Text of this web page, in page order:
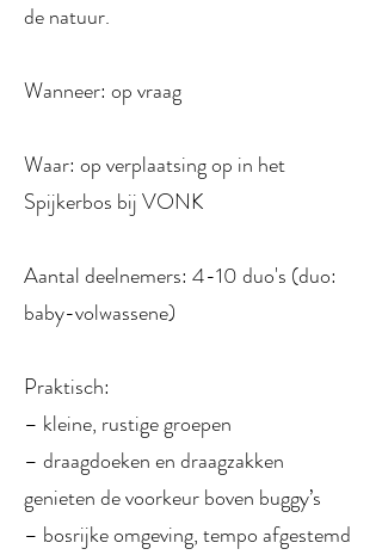
de natuur.
Wanneer: op vraag
Waar: op verplaatsing op in het
Spijkerbos bij VONK
Aantal deelnemers: 4-10 duo's (duo:
baby-volwassene)
Praktisch:
– kleine, rustige groepen
– draagdoeken en draagzakken
genieten de voorkeur boven buggy’s
– bosrijke omgeving, tempo afgestemd